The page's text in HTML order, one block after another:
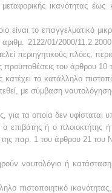
ικανότητας
είναι το επαγγελματικό
2122/01/2000/
περιηγητικούς πλόες,
προϋποθέσεις του άρθρου
κατέχει το κατάλληλο
με σύμβαση
για τα οποία δεν
ή ο πλοιοκτήτης ή
παρ. 1 του άρθρου 21 του
ναυτολόγιο ή
πιστοποιητικό